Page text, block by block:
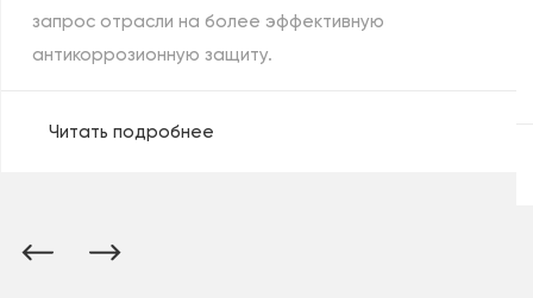
запрос отрасли на более эффективную
антикоррозионную защиту.
Читать подробнее